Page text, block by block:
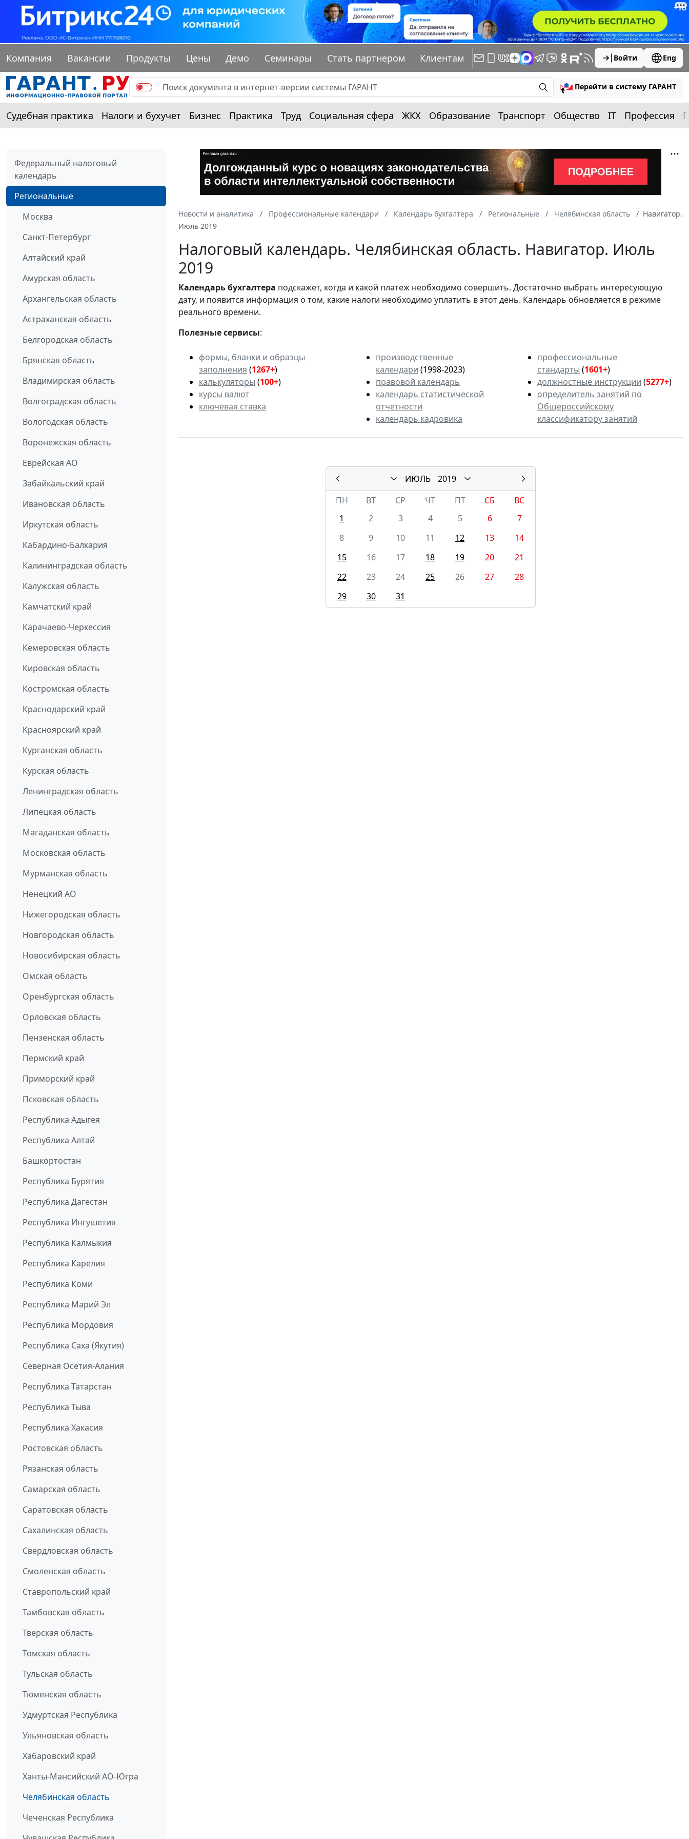
Компания Вакансии Продукты Цены Демо Семинары Стать партнером Клиентам Войти Eng
Перейти в систему ГАРАНТ
Судебная практика Налоги и бухучет Бизнес Практика Труд Социальная сфера ЖКХ Образование Транспорт Общество IT Профессия
Федеральный налоговый
календарь
Региональные
Москва
Санкт-Петербург
Алтайский край
Амурская область
Архангельская область
Астраханская область
Белгородская область
Брянская область
Владимирская область
Волгоградская область
Вологодская область
Воронежская область
Еврейская АО
Забайкальский край
Ивановская область
Иркутская область
Кабардино-Балкария
Калининградская область
Калужская область
Камчатский край
Карачаево-Черкессия
Кемеровская область
Кировская область
Костромская область
Краснодарский край
Красноярский край
Курганская область
Курская область
Ленинградская область
Липецкая область
Магаданская область
Московская область
Мурманская область
Ненецкий АО
Нижегородская область
Новгородская область
Новосибирская область
Омская область
Оренбургская область
Орловская область
Пензенская область
Пермский край
Приморский край
Псковская область
Республика Адыгея
Республика Алтай
Башкортостан
Республика Бурятия
Республика Дагестан
Республика Ингушетия
Республика Калмыкия
Республика Карелия
Республика Коми
Республика Марий Эл
Республика Мордовия
Республика Саха (Якутия)
Северная Осетия-Алания
Республика Татарстан
Республика Тыва
Республика Хакасия
Ростовская область
Рязанская область
Самарская область
Саратовская область
Сахалинская область
Свердловская область
Смоленская область
Ставропольский край
Тамбовская область
Тверская область
Томская область
Тульская область
Тюменская область
Удмуртская Республика
Ульяновская область
Хабаровский край
Ханты-Мансийский АО-Югра
Челябинская область
Чеченская Республика
Новости и аналитика Профессиональные календари Календарь бухгалтера Региональные Челябинская область
Навигатор.
Июль 2019
Налоговый календарь. Челябинская область. Навигатор. Июль
2019
Календарьбухгалтера подскажет, когда и какой платеж необходимо совершить. Достаточно выбрать интересующую
дату, и появится информация о том, какие налоги необходимо уплатить в этот день. Календарь обновляется в режиме
реального времени.
Полезные сервисы:
формы, бланки и образцы
заполнения (1267+)
калькуляторы (100+)
курсы валют
ключевая ставка
производственные
календари (1998-2023)
правовой календарь
календарь статистической
отчетности
календарь кадровика
профессиональные
стандарты (1601+)
должностные инструкции (5277+)
определитель занятий по
Общероссийскому
классификатору занятий
ИЮЛЬ
2019
ПН
ВТ СР ЧТ ПТ СБ
ВС
1
2 3 4 5 6
7
8
9 10 11 12 13
14
15
16 17 18 19 20
21
22
23 24 25 26 27
28
29
30 31